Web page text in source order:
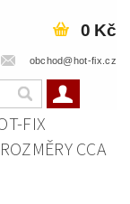
obchod@hot-fix.cz
0 Kč
FIX
CCA